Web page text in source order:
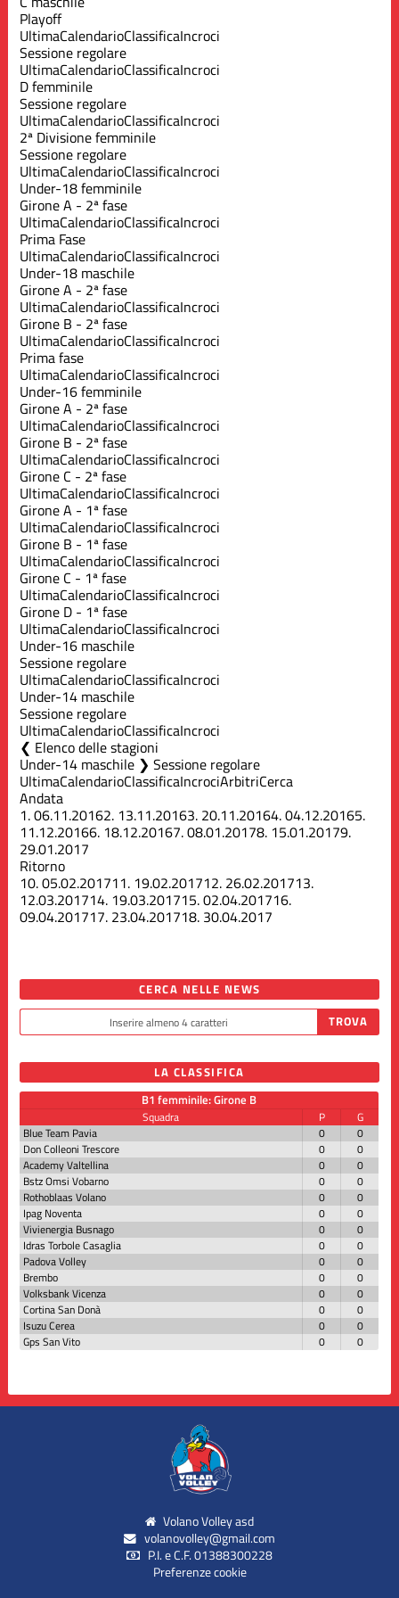
Playoff
UltimaCalendarioClassificaIncroci
Sessione regolare
UltimaCalendarioClassificaIncroci
D femminile
Sessione regolare
UltimaCalendarioClassificaIncroci
2ª Divisione femminile
Sessione regolare
UltimaCalendarioClassificaIncroci
Under-18 femminile
Girone A - 2ª fase
UltimaCalendarioClassificaIncroci
Prima Fase
UltimaCalendarioClassificaIncroci
Under-18 maschile
Girone A - 2ª fase
UltimaCalendarioClassificaIncroci
Girone B - 2ª fase
UltimaCalendarioClassificaIncroci
Prima fase
UltimaCalendarioClassificaIncroci
Under-16 femminile
Girone A - 2ª fase
UltimaCalendarioClassificaIncroci
Girone B - 2ª fase
UltimaCalendarioClassificaIncroci
Girone C - 2ª fase
UltimaCalendarioClassificaIncroci
Girone A - 1ª fase
UltimaCalendarioClassificaIncroci
Girone B - 1ª fase
UltimaCalendarioClassificaIncroci
Girone C - 1ª fase
UltimaCalendarioClassificaIncroci
Girone D - 1ª fase
UltimaCalendarioClassificaIncroci
Under-16 maschile
Sessione regolare
UltimaCalendarioClassificaIncroci
Under-14 maschile
Sessione regolare
UltimaCalendarioClassificaIncroci
Elenco delle stagioni
Under-14 maschile ❯ Sessione regolare
UltimaCalendarioClassificaIncrociArbitriCerca
Andata
1.06.11.20162. 13.11.20163. 20.11.20164.04.12.20165.
11.12.20166. 18.12.20167.08.01.20178. 15.01.20179.
29.01.2017
Ritorno
10.05.02.201711. 19.02.201712. 26.02.201713.
12.03.201714. 19.03.201715.02.04.201716.
09.04.201717. 23.04.201718. 30.04.2017
CERCA NELLE NEWS
LA CLASSIFICA
B1 femminile: Girone B
Squadra P
G
Blue Team Pavia
0
0
Don Colleoni Trescore
0
0
Academy Valtellina
0
0
Bstz Omsi Vobarno
0
0
Rothoblaas Volano
0
0
Ipag Noventa
0
0
Vivienergia Busnago
0
0
Idras Torbole Casaglia
0
0
Padova Volley
0
0
Brembo
0
0
Volksbank Vicenza
0
0
Cortina San Donà
0
0
Isuzu Cerea
0
0
Gps San Vito
0 0
Volano Volley asd
volanovolley@gmail.com
P.I. e C.F. 01388300228
Preferenze cookie